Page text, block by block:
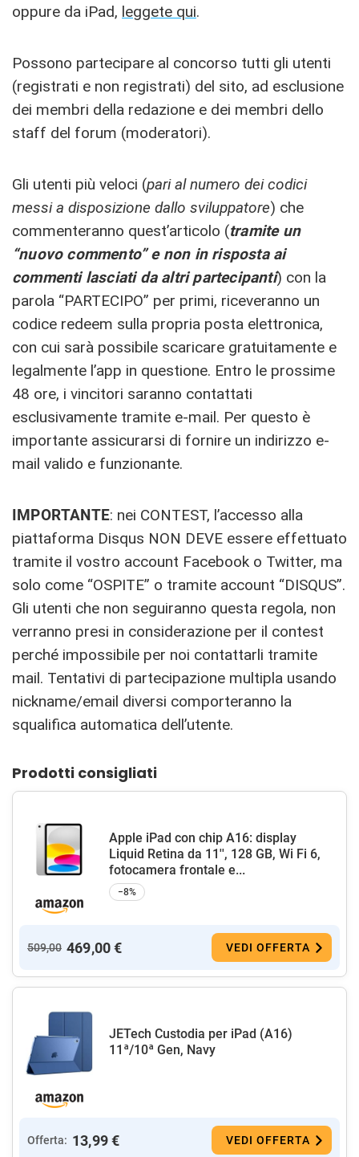
oppure da iPad, leggete qui.
Possono partecipare al concorso tutti gli utenti
(registrati e non registrati) del sito, ad esclusione
dei membri della redazione e dei membri dello
staff del forum (moderatori).
Gli utenti più veloci (pari al numero dei codici
messi a disposizione dallo sviluppatore) che
commenteranno quest’articolo (tramite un
“nuovo commento” e non in risposta ai
commenti lasciati da altri partecipanti) con la
parola “PARTECIPO” per primi, riceveranno un
codice redeem sulla propria posta elettronica,
con cui sarà possibile scaricare gratuitamente e
legalmente l’app in questione. Entro le prossime
48 ore, i vincitori saranno contattati
esclusivamente tramite e-mail. Per questo è
importante assicurarsi di fornire un indirizzo e-
mail valido e funzionante.
IMPORTANTE: nei CONTEST, l’accesso alla
piattaforma Disqus NON DEVE essere effettuato
tramite il vostro account Facebook o Twitter, ma
solo come “OSPITE” o tramite account “DISQUS”.
Gli utenti che non seguiranno questa regola, non
verranno presi in considerazione per il contest
perché impossibile per noi contattarli tramite
mail. Tentativi di partecipazione multipla usando
nickname/email diversi comporteranno la
squalifica automatica dell’utente.
Prodotti consigliati
Apple iPad con chip A16: display
Liquid Retina da 11'', 128 GB, Wi Fi 6,
fotocamera frontale e...
−8%
509,00 469,00 € VEDI OFFERTA
JETech Custodia per iPad (A16)
11ª/10ª Gen, Navy
Offerta: 13,99 € VEDI OFFERTA